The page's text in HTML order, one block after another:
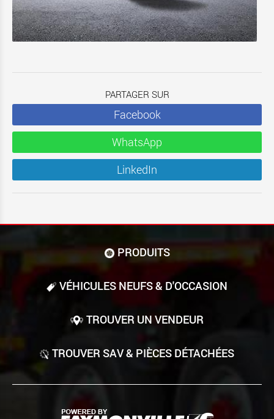
PARTAGER SUR
Facebook
WhatsApp
LinkedIn
PRODUITS
VÉHICULES NEUFS & D'OCCASION
TROUVER UN VENDEUR
TROUVER SAV & PIÈCES DÉTACHÉES